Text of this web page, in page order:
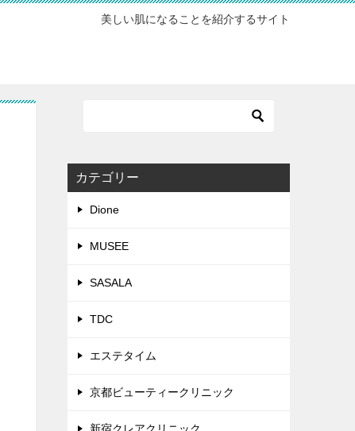
美しい肌になることを紹介するサイト
カテゴリー
Dione
MUSEE
SASALA
TDC
エステタイム
京都ビューティークリニック